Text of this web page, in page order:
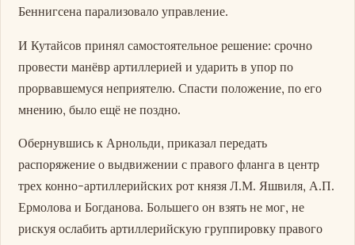
Беннигсена парализовало управление.
И Кутайсов принял самостоятельное решение: срочно
провести манёвр артиллерией и ударить в упор по
прорвавшемуся неприятелю. Спасти положение, по его
мнению, было ещё не поздно.
Обернувшись к Арнольди, приказал передать
распоряжение о выдвижении с правого фланга в центр
трех конно-артиллерийских рот князя Л.М. Яшвиля, А.П.
Ермолова и Богданова. Большего он взять не мог, не
рискуя ослабить артиллерийскую группировку правого